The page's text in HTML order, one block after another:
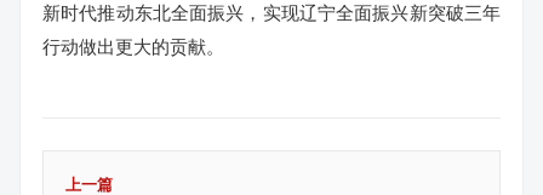
新时代推动东北全面振兴，实现辽宁全面振兴新突破三年
行动做出更大的贡献。
上一篇